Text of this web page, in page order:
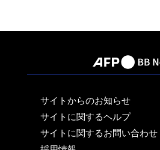
サイトからのお知らせ
サイトに関するヘルプ
サイトに関するお問い合わせ